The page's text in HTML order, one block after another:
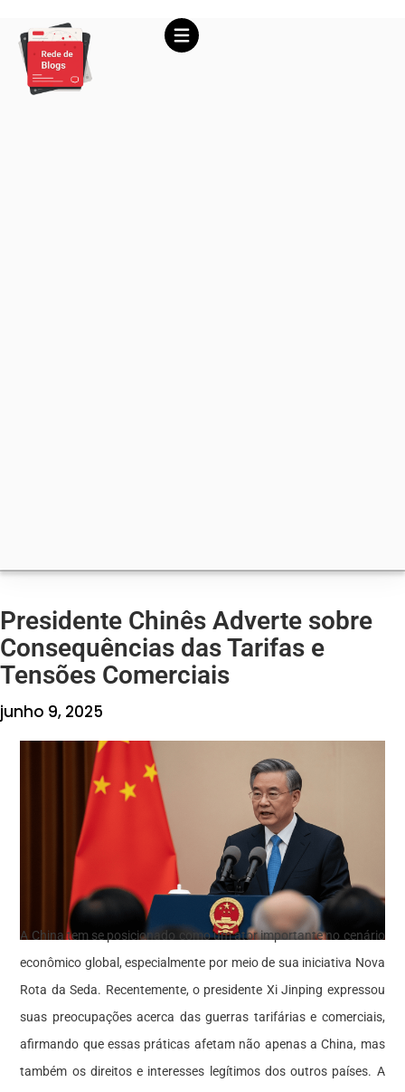
Presidente Chinês Adverte sobre
Consequências das Tarifas e
Tensões Comerciais
junho 9, 2025
A China tem se posicionado como um ator importante no cenário
econômico global, especialmente por meio de sua iniciativa Nova
Rota da Seda. Recentemente, o presidente Xi Jinping expressou
suas preocupações acerca das guerras tarifárias e comerciais,
afirmando que essas práticas afetam não apenas a China, mas
também os direitos e interesses legítimos dos outros países. A